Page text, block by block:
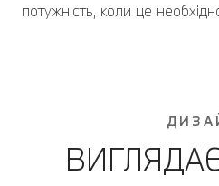
потужність, коли це